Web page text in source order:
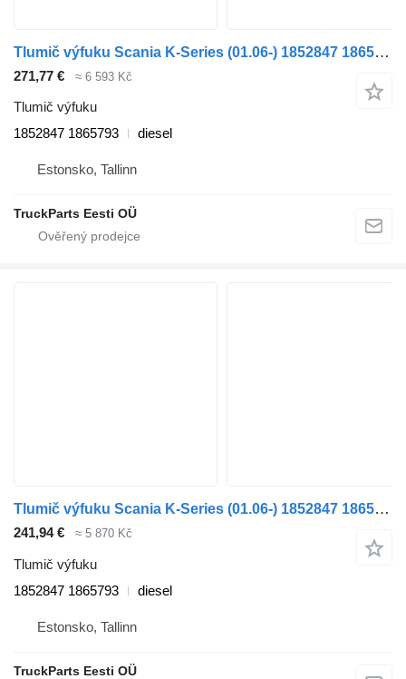
Tlumič výfuku Scania K-Series (01.06-) 1852847 1865793 pro autobusy Scania K,N,F-series bus (2006-)
271,77 € ≈ 6 593 Kč
Tlumič výfuku
1852847 1865793
diesel
Estonsko, Tallinn
TruckParts Eesti OÜ
Tlumič výfuku Scania K-Series (01.06-) 1852847 1865793 pro autobusy Scania K,N,F-series bus (2006-)
241,94 € ≈ 5 870 Kč
Tlumič výfuku
1852847 1865793
diesel
Estonsko, Tallinn
TruckParts Eesti OÜ